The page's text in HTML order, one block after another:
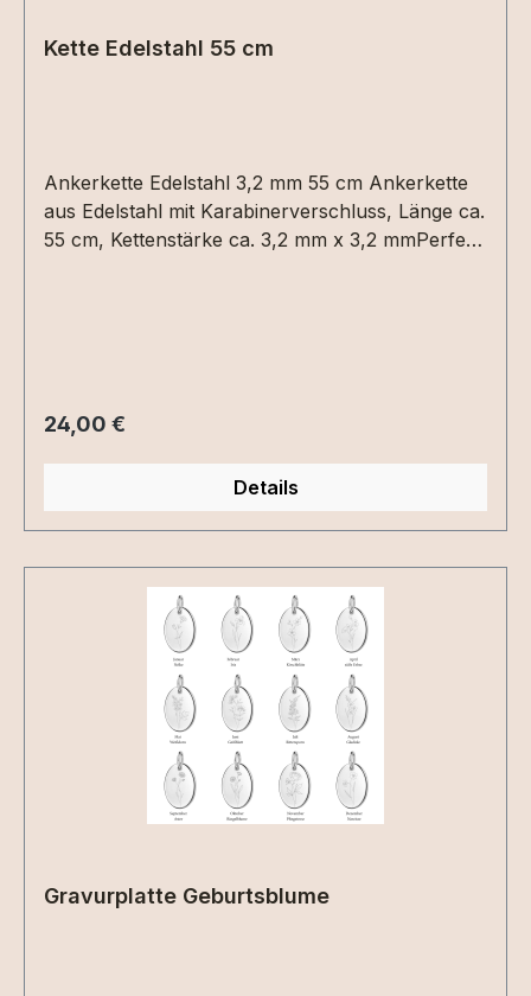
Kette Edelstahl 55 cm
Ankerkette Edelstahl 3,2 mm 55 cm Ankerkette
aus Edelstahl mit Karabinerverschluss, Länge ca.
55 cm, Kettenstärke ca. 3,2 mm x 3,2 mmPerfekt
Regulärer Preis:
24,00 €
Details
Gravurplatte Geburtsblume